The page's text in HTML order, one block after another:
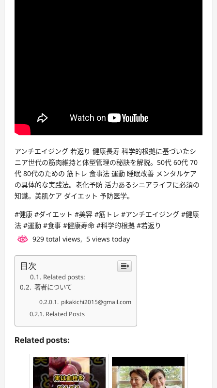
アンチエイジング 若返り 健康長寿 科学的根拠に基づいたシ
ニア世代の筋肉維持と体型管理の秘訣を解説。50代 60代 70
代 80代のための 筋トレ 食事法 運動 睡眠改善 メンタルケア
の具体的な実践法。老化予防 活力あるシニアライフに必須の
知識。美肌ケア ダイエット 予防医学。
#健康 #ダイエット #美容 #筋トレ #アンチエイジング #健康
法 #運動 #食事 #健康寿命 #科学的根拠 #若返り
929 total views, 5 views today
目次
Related posts:
著者について
pikakichi2015@gmail.com
Related Posts
Related posts: